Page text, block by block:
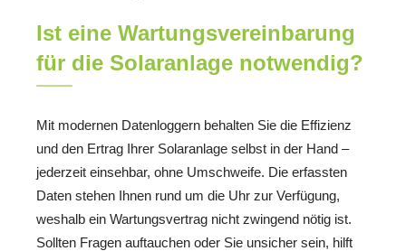
Ist eine Wartungsvereinbarung
für die Solaranlage notwendig?
Mit modernen Datenloggern behalten Sie die Effizienz
und den Ertrag Ihrer Solaranlage selbst in der Hand –
jederzeit einsehbar, ohne Umschweife. Die erfassten
Daten stehen Ihnen rund um die Uhr zur Verfügung,
weshalb ein Wartungsvertrag nicht zwingend nötig ist.
Sollten Fragen auftauchen oder Sie unsicher sein, hilft